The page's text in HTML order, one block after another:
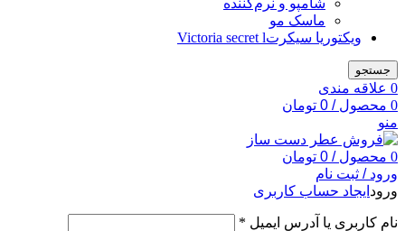
شامپو و نرم‌کننده
ماسک مو
ویکتوریا سیکرتVictoria secret l
جستجو
0 علاقه مندی
0 محصول /
0 تومان
منو
0 محصول /
0 تومان
ورود / ثبت نام
ورود ایجاد حساب کاربری
نام کاربری یا آدرس ایمیل *